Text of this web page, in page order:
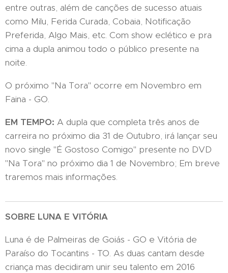
entre outras, além de canções de sucesso atuais
como Milu, Ferida Curada, Cobaia, Notificação
Preferida, Algo Mais, etc. Com show eclético e pra
cima a dupla animou todo o público presente na
noite.
O próximo "Na Tora" ocorre em Novembro em
Faina - GO.
EM TEMPO: A dupla que completa três anos de
carreira no próximo dia 31 de Outubro, irá lançar seu
novo single "É Gostoso Comigo" presente no DVD
"Na Tora" no próximo dia 1 de Novembro; Em breve
traremos mais informações.
SOBRE LUNA E VITÓRIA
Luna é de Palmeiras de Goiás - GO e Vitória de
Paraíso do Tocantins - TO. As duas cantam desde
criança mas decidiram unir seu talento em 2016